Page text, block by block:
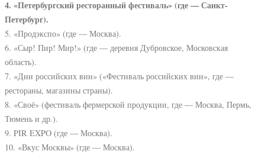
4. «Петербургский ресторанный фестиваль» (где — Санкт-
Петербург).
5. «Продэкспо» (где — Москва).
6. «Сыр! Пир! Мир!» (где — деревня Дубровское, Московская
область).
7. «Дни российских вин» («Фестиваль российских вин», где —
рестораны, магазины страны).
8. «Своё» (фестиваль фермерской продукции, где — Москва, Пермь,
Тюмень и др.).
9. PIR EXPO (где — Москва).
10. «Вкус Москвы» (где — Москва).